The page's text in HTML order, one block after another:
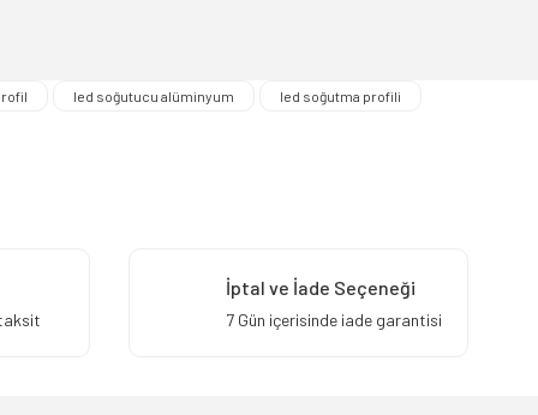
led soğutucu alüminyum led soğutma profili
İptal ve İade Seçeneği
7 Gün içerisinde iade garantisi